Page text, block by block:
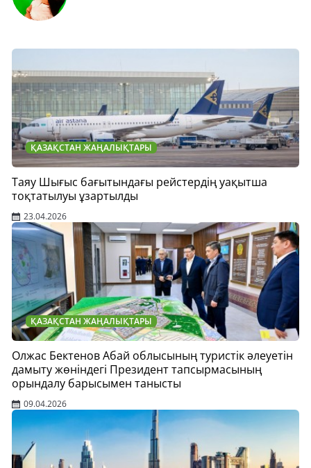
ҚАЗАҚСТАН ЖАҢАЛЫҚТАРЫ
Таяу Шығыс бағытындағы рейстердің уақытша
тоқтатылуы ұзартылды
23.04.2026
ҚАЗАҚСТАН ЖАҢАЛЫҚТАРЫ
Олжас Бектенов Абай облысының туристік әлеуетін
дамыту жөніндегі Президент тапсырмасының
орындалу барысымен танысты
09.04.2026